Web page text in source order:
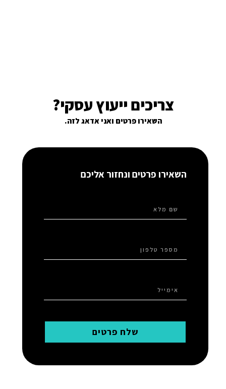
צריכים ייעוץ עסקי?
השאירו פרטים ואני אדאג לזה.
השאירו פרטים ונחזור אליכם
שלח פרטים